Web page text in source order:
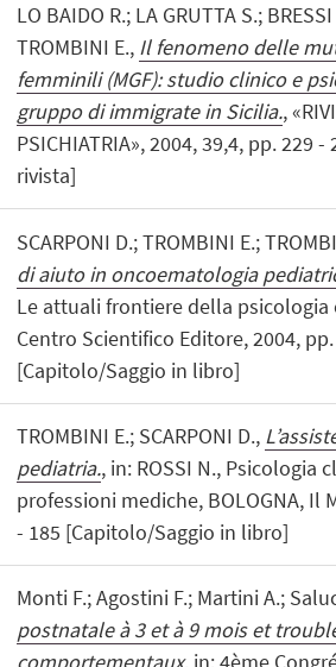
LO BAIDO R.; LA GRUTTA S.;
TROMBINI E., Il fenomeno delle
femminili (MGF): studio clinico e
gruppo di immigrate in Sicilia.,
PSICHIATRIA», 2004, 39,4, pp. 229
rivista]
SCARPONI D.; TROMBINI E.;
di aiuto in oncoematologia
Le attuali frontiere della psicologia
Centro Scientifico Editore, 2004,
[Capitolo/Saggio in libro]
TROMBINI E.; SCARPONI D.,
pediatria., in: ROSSI N., Psicologia
professioni mediche, BOLOGNA, Il
- 185 [Capitolo/Saggio in libro]
Monti F.; Agostini F.; Martini A.;
postnatale à 3 et à 9 mois et